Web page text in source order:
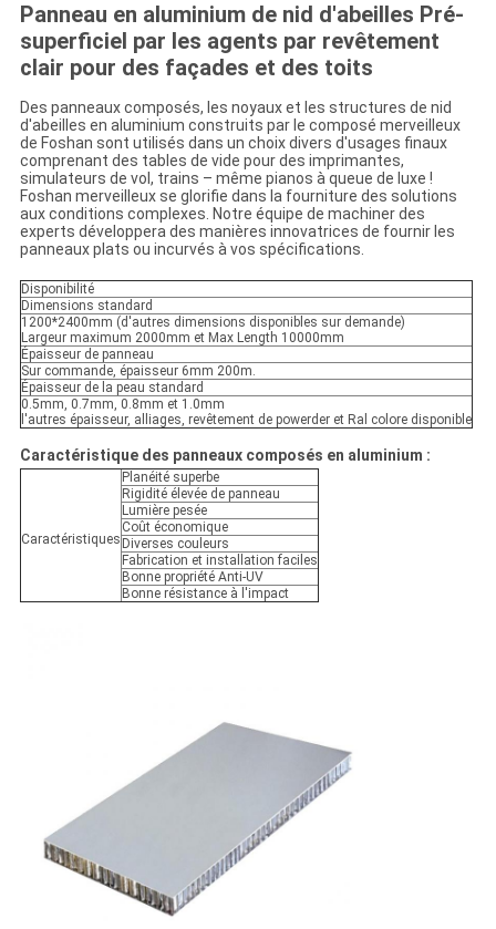
Panneau en aluminium de nid d'abeilles Pré-
superficiel par les agents par revêtement
clair pour des façades et des toits
Des panneaux composés, les noyaux et les structures de nid
d'abeilles en aluminium construits par le composé merveilleux
de Foshan sont utilisés dans un choix divers d'usages finaux
comprenant des tables de vide pour des imprimantes,
simulateurs de vol, trains – même pianos à queue de luxe !
Foshan merveilleux se glorifie dans la fourniture des solutions
aux conditions complexes. Notre équipe de machiner des
experts développera des manières innovatrices de fournir les
panneaux plats ou incurvés à vos spécifications.
Disponibilité
Dimensions standard
1200*2400mm (d'autres dimensions disponibles sur demande)
Largeur maximum 2000mm et Max Length 10000mm
Épaisseur de panneau
Sur commande, épaisseur 6mm 200m.
Épaisseur de la peau standard
0.5mm, 0.7mm, 0.8mm et 1.0mm
l'autres épaisseur, alliages, revêtement de powerder et Ral colore disponible
Caractéristique des panneaux composés en aluminium :
Caractéristiques
Planéité superbe
Rigidité élevée de panneau
Lumière pesée
Coût économique
Diverses couleurs
Fabrication et installation faciles
Bonne propriété Anti-UV
Bonne résistance à l'impact